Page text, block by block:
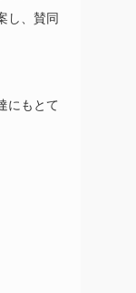
し、賛同
にもとて